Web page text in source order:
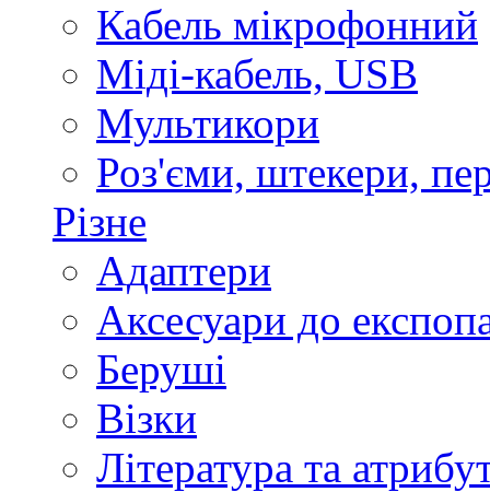
Кабель мікрофонний
Міді-кабель, USB
Мультикори
Роз'єми, штекери,
Різне
Адаптери
Аксесуари до
Беруші
Візки
Література та